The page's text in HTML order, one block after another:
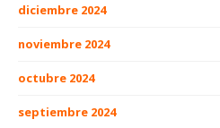
diciembre 2024
noviembre 2024
octubre 2024
septiembre 2024